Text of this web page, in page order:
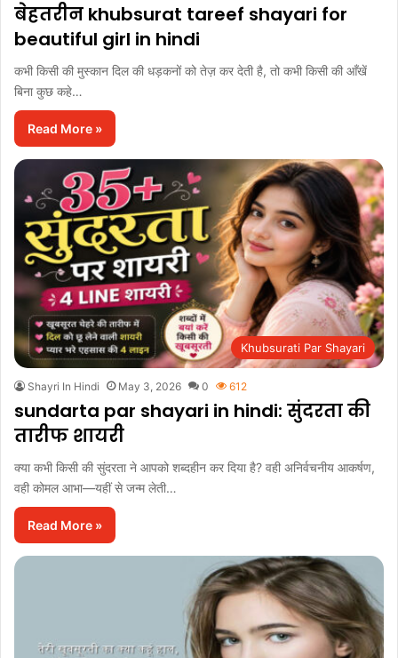
बेहतरीन khubsurat tareef shayari for
beautiful girl in hindi
कभी किसी की मुस्कान दिल की धड़कनों को तेज़ कर देती है, तो कभी किसी की आँखें
बिना कुछ कहे…
Read More »
Khubsurati Par Shayari
Shayri In Hindi May 3, 2026 0 612
sundarta par shayari in hindi: सुंदरता की
तारीफ शायरी
क्या कभी किसी की सुंदरता ने आपको शब्दहीन कर दिया है? वही अनिर्वचनीय आकर्षण,
वही कोमल आभा—यहीं से जन्म लेती…
Read More »